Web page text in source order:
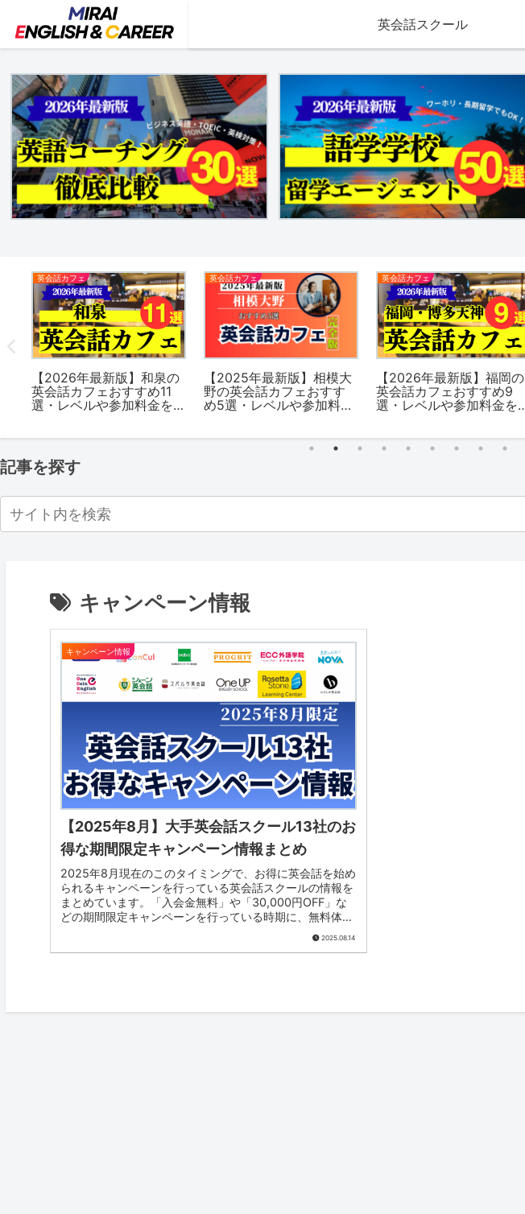
英会話スクール
英会話カフェ
【2026年最新版】和泉の
英会話カフェおすすめ11
選・レベルや参加料金を
英会話カフェ
【2025年最新版】相模大
野の英会話カフェおすす
め5選・レベルや参加料金
英会話カフェ
【2026年最新版】福岡の
英会話カフェおすすめ9
選・レベルや参加料金を
記事を探す
キャンペーン情報
キャンペーン情報
【2025年8月】大手英会話スクール13社のお
得な期間限定キャンペーン情報まとめ
2025年8月現在のこのタイミングで、お得に英会話を始め
られるキャンペーンを行っている英会話スクールの情報を
まとめています。「入会金無料」や「30,000円OFF」な
どの期間限定キャンペーンを行っている時期に、無料体
験・入会する方がお得なので、気になるスクールのキャン
2025.08.14